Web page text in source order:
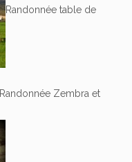
Randonnée table de
Randonnée Zembra et